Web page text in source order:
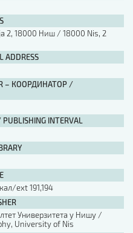
[B5, ћир]
[B5, лат]
[B5, енг]
ИЗДАЊА
2, 18000 Ниш / 18000 Nis, 2
– КООРДИНАТОР /
INTERVAL
ext 191,194
Универзитета у Нишу /
University of Nis